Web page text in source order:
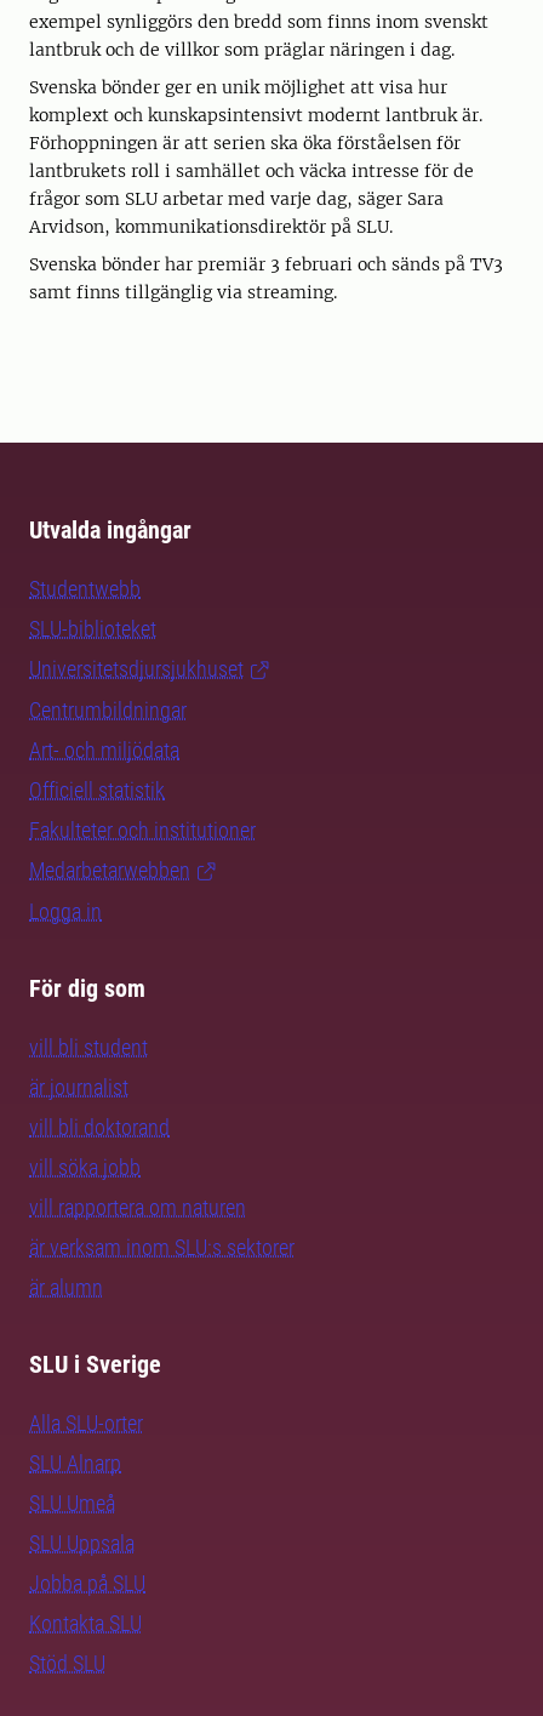
exempel synliggörs den bredd som finns inom svenskt
lantbruk och de villkor som präglar näringen i dag.
Svenska bönder ger en unik möjlighet att visa hur
komplext och kunskapsintensivt modernt lantbruk är.
Förhoppningen är att serien ska öka förståelsen för
lantbrukets roll i samhället och väcka intresse för de
frågor som SLU arbetar med varje dag, säger Sara
Arvidson, kommunikationsdirektör på SLU.
Svenska bönder har premiär 3 februari och sänds på TV3
samt finns tillgänglig via streaming.
Utvalda ingångar
Studentwebb
SLU-biblioteket
Universitetsdjursjukhuset
Centrumbildningar
Art- och miljödata
Officiell statistik
Fakulteter och institutioner
Medarbetarwebben
Logga in
För dig som
vill bli student
är journalist
vill bli doktorand
vill söka jobb
vill rapportera om naturen
är verksam inom SLU:s sektorer
är alumn
SLU i Sverige
Alla SLU-orter
SLU Alnarp
SLU Umeå
SLU Uppsala
Jobba på SLU
Kontakta SLU
Stöd SLU